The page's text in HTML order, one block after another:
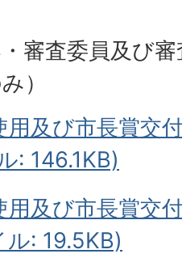
審査委員及び
）
用及び市長賞交
: 146.1KB)
用及び市長賞交
: 19.5KB)